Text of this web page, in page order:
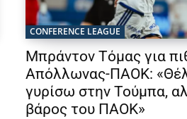
CONFERENCE LEAGUE
Μπράντον Τόμας για
Απόλλωνας-ΠΑΟΚ:
γυρίσω στην Τούμπα,
βάρος του ΠΑΟΚ»